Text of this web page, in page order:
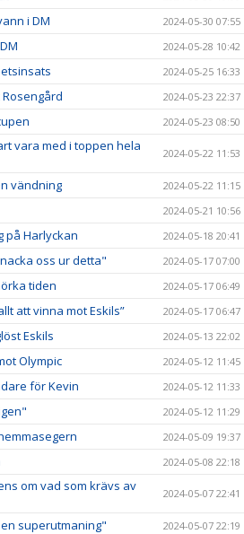
i DM 2024-05-30 07:55
2024-05-28 10:42
2024-05-25 16:33
2024-05-23 22:37
2024-05-23 08:50
vara med i toppen hela
2024-05-22 11:53
vändning 2024-05-22 11:15
2024-05-21 10:56
på Harlyckan 2024-05-18 20:41
oss ur detta" 2024-05-17 07:00
tiden 2024-05-17 06:49
att vinna mot Eskils” 2024-05-17 06:47
Eskils 2024-05-13 22:02
Olympic 2024-05-12 11:45
för Kevin 2024-05-12 11:33
2024-05-12 11:29
2024-05-09 19:37
2024-05-08 22:18
om vad som krävs av
2024-05-07 22:41
superutmaning" 2024-05-07 22:19